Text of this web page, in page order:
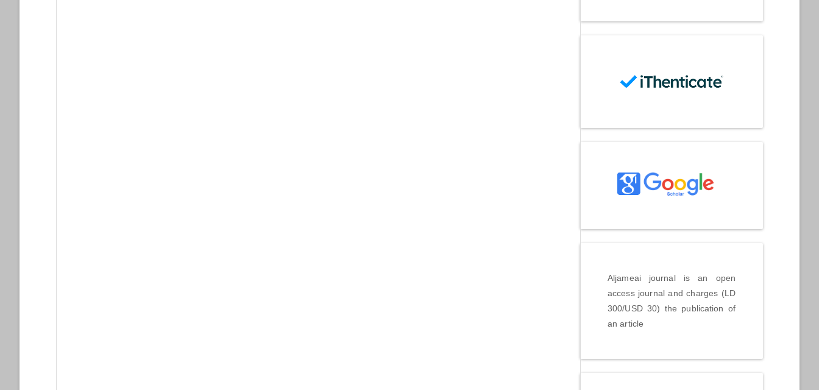
Aljameai journal is an open
access journal and charges (LD
300/USD 30) the publication of
an article